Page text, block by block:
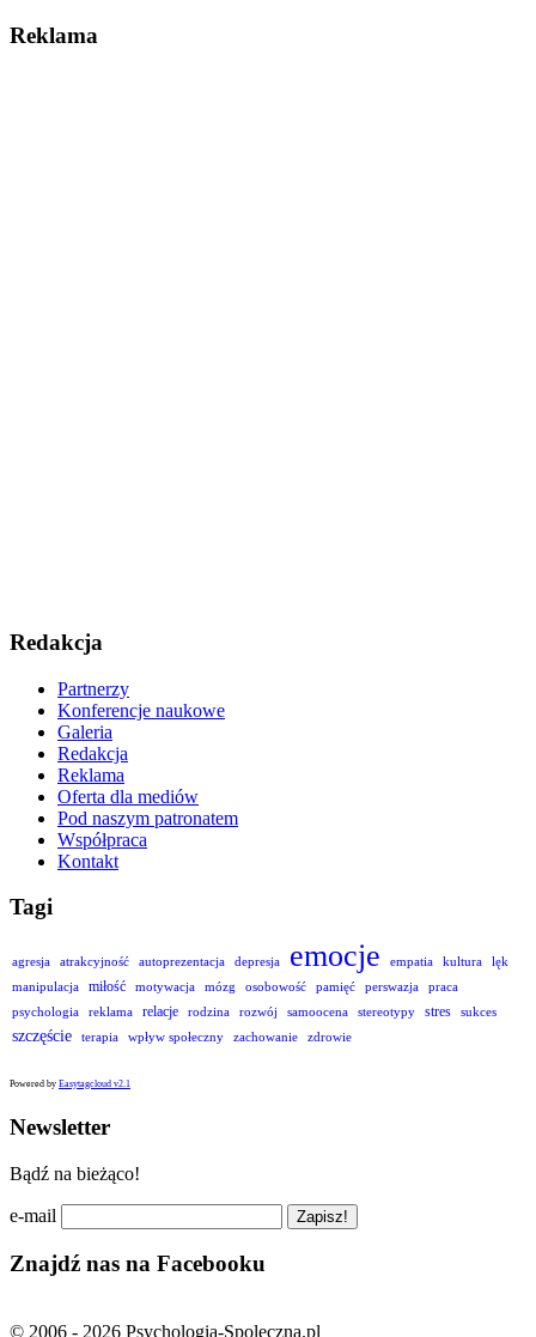
Reklama
Redakcja
Partnerzy
Konferencje naukowe
Galeria
Redakcja
Reklama
Oferta dla mediów
Pod naszym patronatem
Współpraca
Kontakt
Tagi
agresja atrakcyjność autoprezentacja depresja emocje empatia kultura
lęk
manipulacja
miłość motywacja mózg osobowość pamięć perswazja
praca
psychologia
reklama relacje rodzina rozwój samoocena stereotypy stres sukces
szczęście terapia wpływ społeczny zachowanie zdrowie
Powered by Easytagcloud v2.1
Newsletter
Bądź na bieżąco!
e-mail
Znajdź nas na Facebooku
© 2006 - 2026 Psychologia-Spoleczna.pl